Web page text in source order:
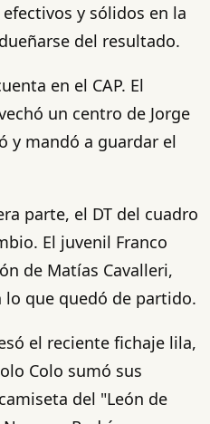
y sólidos en la
del resultado.
en el CAP. El
un centro de Jorge
y mandó a guardar el
parte, el DT del cuadro
El juvenil Franco
de Matías Cavalleri,
que quedó de partido.
el reciente fichaje lila,
Colo sumó sus
del "León de